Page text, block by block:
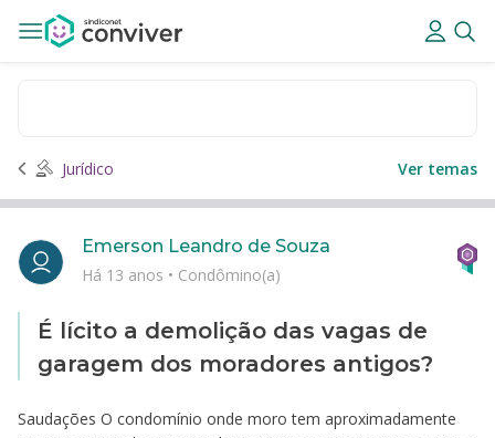
Jurídico Ver temas
É lícito a demolição das vagas de
garagem dos moradores antigos?
Saudações O condomínio onde moro tem aproximadamente
Emerson Leandro de Souza
Há 13 anos • Condômino(a)